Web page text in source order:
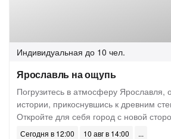
Индивидуальная до 10 чел.
Ярославль на ощупь
Погрузитесь в атмосферу Ярославля,
истории, прикоснувшись к древним
Откройте для себя город с новой
Сегодня в 12:00
10 авг в 14:00